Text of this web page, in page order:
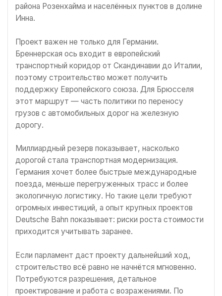
района Розенхайма и населённых пунктов в долине
Инна.
Проект важен не только для Германии.
Бреннерская ось входит в европейский
транспортный коридор от Скандинавии до Италии,
поэтому строительство может получить
поддержку Европейского союза. Для Брюсселя
этот маршрут — часть политики по переносу
грузов с автомобильных дорог на железную
дорогу.
Миллиардный резерв показывает, насколько
дорогой стала транспортная модернизация.
Германия хочет более быстрые международные
поезда, меньше перегруженных трасс и более
экологичную логистику. Но такие цели требуют
огромных инвестиций, а опыт крупных проектов
Deutsche Bahn показывает: риски роста стоимости
приходится учитывать заранее.
Если парламент даст проекту дальнейший ход,
строительство всё равно не начнётся мгновенно.
Потребуются разрешения, детальное
проектирование и работа с возражениями. По